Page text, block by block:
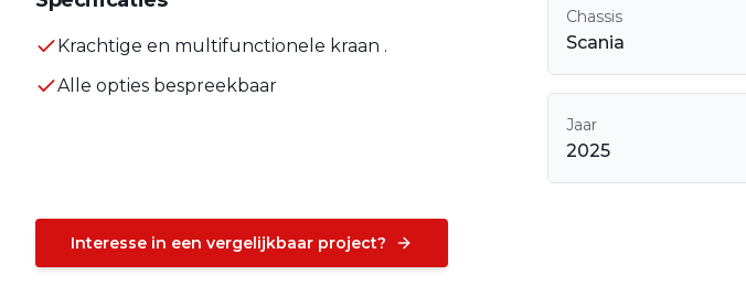
Krachtige en multifunctionele kraan .
Alle opties bespreekbaar
Chassis
Scania
Jaar
2025
Interesse in een vergelijkbaar project?